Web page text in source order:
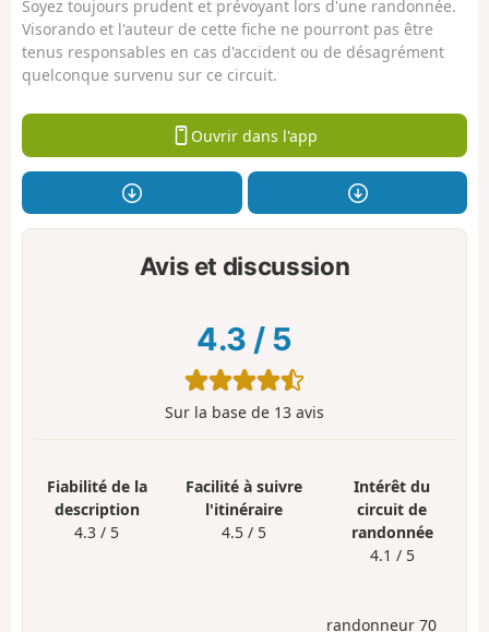
Soyez toujours prudent et prévoyant lors d'une randonnée.
Visorando et l'auteur de cette fiche ne pourront pas être
tenus responsables en cas d'accident ou de désagrément
quelconque survenu sur ce circuit.
Ouvrir dans l'app
Avis et discussion
4.3 / 5
Sur la base de 13 avis
Fiabilité de la
description
4.3 / 5
Facilité à suivre
l'itinéraire
4.5 / 5
Intérêt du
circuit de
randonnée
4.1 / 5
randonneur 70